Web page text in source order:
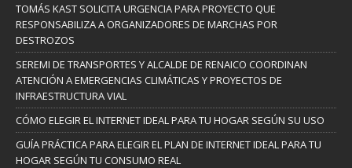
TOMÁS KAST SOLICITA URGENCIA PARA PROYECTO QUE
RESPONSABILIZA A ORGANIZADORES DE MARCHAS POR
DESTROZOS
SEREMI DE TRANSPORTES Y ALCALDE DE RENAICO COORDINAN
ATENCIÓN A EMERGENCIAS CLIMÁTICAS Y PROYECTOS DE
INFRAESTRUCTURA VIAL
CÓMO ELEGIR EL INTERNET IDEAL PARA TU HOGAR SEGÚN SU USO
GUÍA PRÁCTICA PARA ELEGIR EL PLAN DE INTERNET IDEAL PARA TU
HOGAR SEGÚN TU CONSUMO REAL